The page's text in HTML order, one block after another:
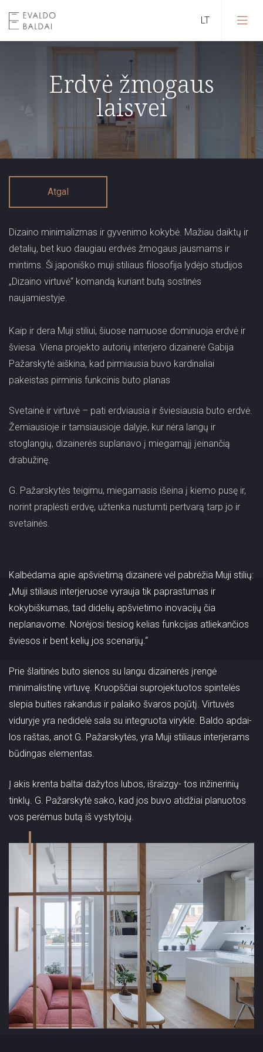
Erdvė žmogaus
laisvei
Atgal
Dizaino minimalizmas ir gyvenimo kokybė. Mažiau daiktų ir
detalių, bet kuo daugiau erdvės žmogaus jausmams ir
mintims. Ši japoniško muji stiliaus filosofija lydėjo studijos
„Dizaino virtuvė“ komandą kuriant butą sostinės
naujamiestyje.
Kaip ir dera Muji stiliui, šiuose namuose dominuoja erdvė ir
šviesa. Viena projekto autorių interjero dizainerė Gabija
Pažarskytė aiškina, kad pirmiausia buvo kardinaliai
pakeistas pirminis funkcinis buto planas
Svetainė ir virtuvė – pati erdviausia ir šviesiausia buto erdvė.
Žemiausioje ir tamsiausioje dalyje, kur nėra langų ir
stoglangių, dizainerės suplanavo į miegamąjį įeinančią
drabužinę.
G. Pažarskytės teigimu, miegamasis išeina į kiemo pusę ir,
norint praplėsti erdvę, užtenka nustumti pertvarą tarp jo ir
svetainės.
Kalbėdama apie apšvietimą dizainerė vėl pabrėžia Muji stilių:
„Muji stiliaus interjeruose vyrauja tik paprastumas ir
kokybiškumas, tad didelių apšvietimo inovacijų čia
neplanavome. Norėjosi tiesiog kelias funkcijas atliekančios
šviesos ir bent kelių jos scenarijų.“
Prie šlaitinės buto sienos su langu dizainerės įrengė
minimalistinę virtuvę. Kruopščiai suprojektuotos spintelės
slepia buities rakandus ir palaiko švaros pojūtį. Virtuvės
viduryje yra nedidelė sala su integruota virykle. Baldo apdai-
los raštas, anot G. Pažarskytės, yra Muji stiliaus interjerams
būdingas elementas.
Į akis krenta baltai dažytos lubos, išraizgy- tos inžinerinių
tinklų. G. Pažarskytė sako, kad jos buvo atidžiai planuotos
vos perėmus butą iš vystytojų.